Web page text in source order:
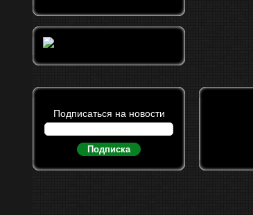
Подписаться на новости
Подписка